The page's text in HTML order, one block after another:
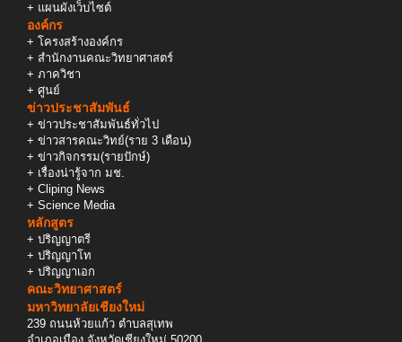
+ แผนผังเว็บไซต์
องค์กร
+ โครงสร้างองค์กร
+ สำนักงานคณะวิทยาศาสตร์
+ ภาควิชา
+ ศูนย์
ข่าวประชาสัมพันธ์
+ ข่าวประชาสัมพันธ์ทั่วไป
+ ข่าวสารคณะวิทย์(ราย 3 เดือน)
+ ข่าวกิจกรรม(รายปักษ์)
+ เรื่องน่ารู้จาก มช.
+ Cliping News
+ Science Media
หลักสูตร
+ ปริญญาตรี
+ ปริญญาโท
+ ปริญญาเอก
คณะวิทยาศาสตร์
มหาวิทยาลัยเชียงใหม่
239 ถนนห้วยแก้ว ตำบลสุเทพ